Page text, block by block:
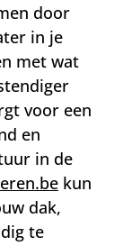
door
in je
met wat
voor een
en
in de
kun
dak,
te